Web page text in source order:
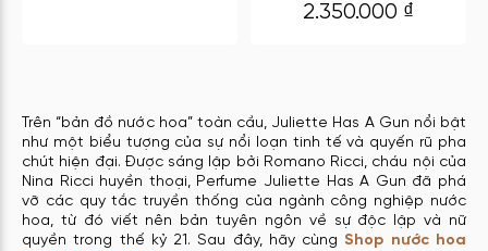
2.350.000 ₫
Trên “bản đồ nước hoa” toàn cầu, Juliette Has A Gun nổi bật
như một biểu tượng của sự nổi loạn tinh tế và quyến rũ pha
chút hiện đại. Được sáng lập bởi Romano Ricci, cháu nội của
Nina Ricci huyền thoại, Perfume Juliette Has A Gun đã phá
vỡ các quy tắc truyền thống của ngành công nghiệp nước
hoa, từ đó viết nên bản tuyên ngôn về sự độc lập và nữ
quyền trong thế kỷ 21. Sau đây, hãy cùngShop nước hoa